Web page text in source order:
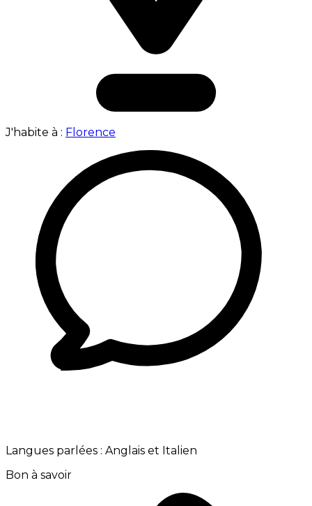
J'habite à : Florence
Langues parlées : Anglais et Italien
Bon à savoir